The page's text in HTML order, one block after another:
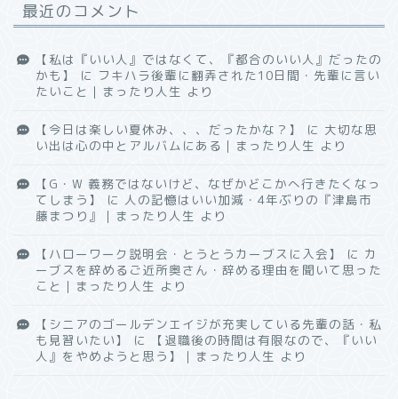
最近のコメント
【私は『いい人』ではなくて、『都合のいい人』だったの
かも】
に フキハラ後輩に翻弄された10日間・先輩に言い
たいこと｜まったり人生 より
【今日は楽しい夏休み、、、だったかな？】 に 大切な思
い出は心の中とアルバムにある｜まったり人生 より
【G・W 義務ではないけど、なぜかどこかへ行きたくなっ
てしまう】
に 人の記憶はいい加減・4年ぶりの『津島市
藤まつり』｜まったり人生 より
【ハローワーク説明会・とうとうカーブスに入会】 に カ
ーブスを辞めるご近所奥さん・辞める理由を聞いて思った
こと｜まったり人生 より
【シニアのゴールデンエイジが充実している先輩の話・私
も見習いたい】
に
【退職後の時間は有限なので、『いい
人』をやめようと思う】｜まったり人生 より